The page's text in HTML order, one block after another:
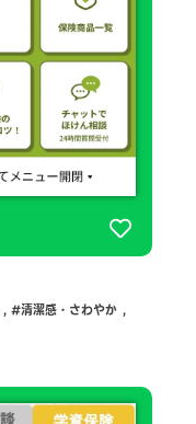
, 清潔感・さわやか ,